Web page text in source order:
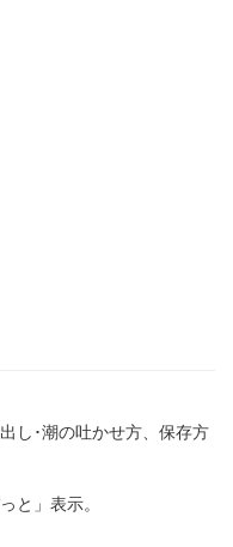
し･潮の吐かせ方、保存方
と」表示。